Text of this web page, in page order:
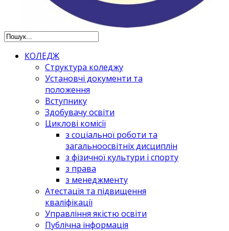
КОЛЕДЖ
Структура коледжу
Установчі документи та
положення
Вступнику
Здобувачу освіти
Циклові комісії
з соціальної роботи та
загальноосвітніх дисциплін
з фізичної культури і спорту
з права
з менеджменту
Атестація та підвищення
кваліфікації
Управління якістю освіти
Публічна інформація